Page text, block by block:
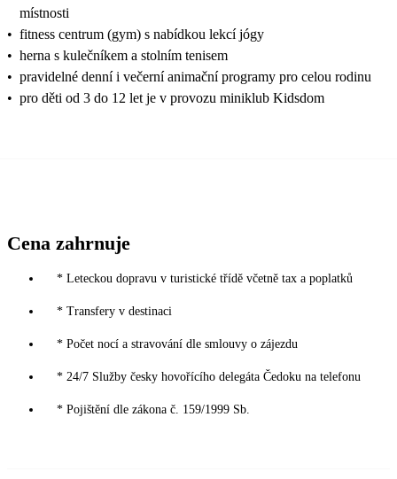
místnosti
• fitness centrum (gym) s nabídkou lekcí jógy
• herna s kulečníkem a stolním tenisem
• pravidelné denní i večerní animační programy pro celou rodinu
• pro děti od 3 do 12 let je v provozu miniklub Kidsdom
Cena zahrnuje
* Leteckou dopravu v turistické třídě včetně tax a poplatků
* Transfery v destinaci
* Počet nocí a stravování dle smlouvy o zájezdu
* 24/7 Služby česky hovořícího delegáta Čedoku na telefonu
* Pojištění dle zákona č. 159/1999 Sb.